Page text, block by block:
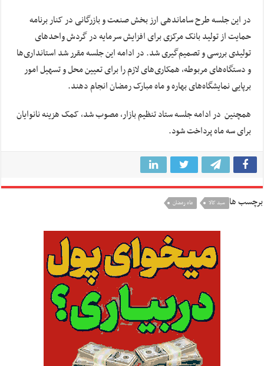
در این جلسه طرح ساماندهی ارز بخش صنعت و بازرگانی در کنار برنامه
حمایت از تولید بانک مرکزی برای افزایش سرمایه در گردش واحدهای
تولیدی بررسی و تصمیم‌گیری شد. در ادامه این جلسه مقرر شد استانداری‌ها
و دستگاه‌های مربوطه، همکاری‌های لازم را برای تعیین محل و تسهیل امور
برپایی نمایشگاه‌های بهاره و ماه مبارک رمضان انجام دهند.
همچنین در ادامه جلسه ستاد تنظیم بازار، مصوب شد، کمک هزینه نانوایان
برای سه ماه پرداخت شود.
برچسب ها سبد کالا ماه رمضان